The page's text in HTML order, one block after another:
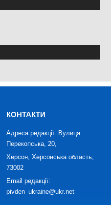
КОНТАКТИ
Адреса редакції: Вулиця
Перекопська, 20,
Херсон, Херсонська область,
73002
Email редакції:
pivden_ukraine@ukr.net